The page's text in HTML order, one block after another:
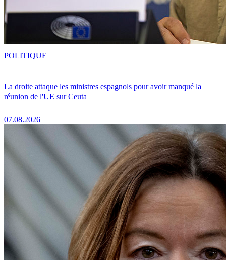
La droite attaque les ministres espagnols pour avoir manqué la
réunion de l'UE sur Ceuta
07.08.2026
POLITIQUE